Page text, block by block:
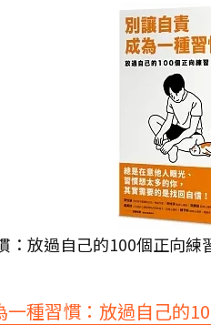
：放過自己的100個正向
一種習慣：放過自己的